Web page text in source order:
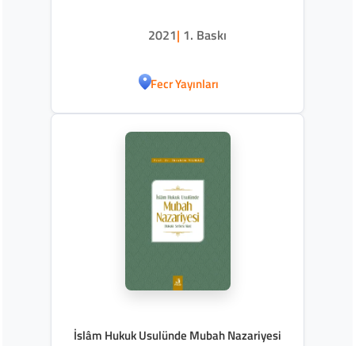
2021| 1. Baskı
Fecr Yayınları
İslâm Hukuk Usulünde Mubah Nazariyesi